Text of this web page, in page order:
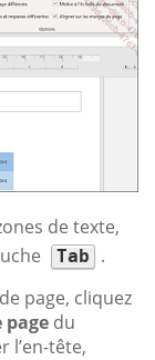
de texte,
Tab
.
page, cliquez
page du
l’en-tête,